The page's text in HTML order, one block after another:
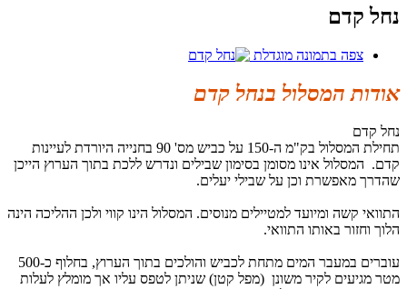
נחל קדם
צפה בתמונה מוגדלת
אודות המסלול בנחל קדם
נחל קדם
תחילת המסלול בק"מ ה-150 על כביש מס' 90 בחנייה היורדת לעיינות
קדם. המסלול אינו מסומן בסימון שבילים ונדרש ללכת בתוך הערוץ הייכן
שהדרך מאפשרת וכן על שבילי יעלים.
התוואי קשה ומיועד למטיילים מנוסים. המסלול הינו קווי ולכן ההליכה הינה
הלוך וחזור באותו התוואי.
עוברים במעבר המים מתחת לכביש והולכים בתוך הערוץ, בחלוף כ-500
מטר מגיעים לקיר משונן (מפל קטן) שניתן לטפס עליו אך מומלץ לעלות